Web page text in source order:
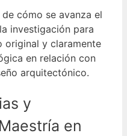
cómo se avanza el
investigación para
original y claramente
en relación con
arquitectónico.
y
en